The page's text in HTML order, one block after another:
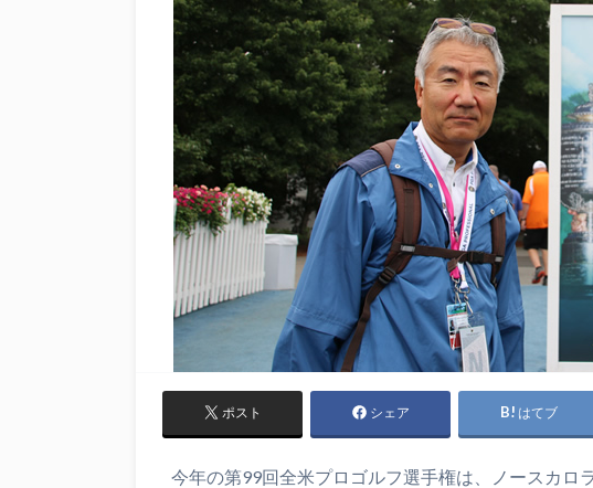
ポスト シェア はてブ
今年の第99回全米プロゴルフ選手権は、ノースカロ